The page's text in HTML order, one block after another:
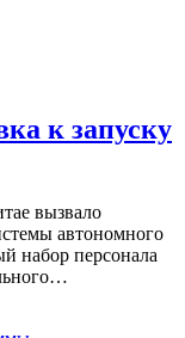
к запуску
вызвало
автономного
набор персонала